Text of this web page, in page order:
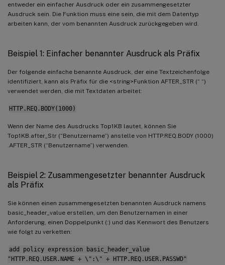
entweder ein einfacher Ausdruck oder ein zusammengesetzter
Ausdruck sein. Die Funktion muss eine sein, die mit dem Datentyp
arbeiten kann, der vom benannten Ausdruck zurückgegeben wird.
Beispiel 1: Einfacher benannter Ausdruck als Präfix
Der folgende einfache benannte Ausdruck, der eine Textzeichenfolge
identifiziert, kann als Präfix für die <string>Funktion AFTER_STR (“ “)
verwendet werden, die mit Textdaten arbeitet:
HTTP.REQ.BODY(1000)
Wenn der Name des Ausdrucks Top1KB lautet, können Sie
Top1KB.after_Str (“Benutzername”) anstelle von HTTP.REQ.BODY (1000)
.AFTER_STR (“Benutzername”) verwenden.
Beispiel 2: Zusammengesetzter benannter Ausdruck
als Präfix
Sie können einen zusammengesetzten benannten Ausdruck namens
basic_header_value erstellen, um den Benutzernamen in einer
Anforderung, einen Doppelpunkt (:) und das Kennwort des Benutzers
wie folgt zu verketten:
add policy expression basic_header_value
"HTTP.REQ.USER.NAME + \":\" + HTTP.REQ.USER.PASSWD"